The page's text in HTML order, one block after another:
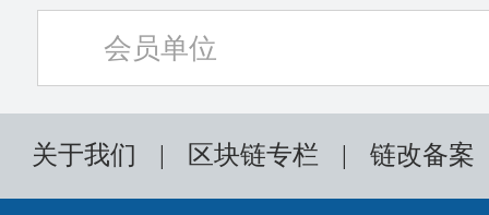
会员单位
关于我们 | 区块链专栏 | 链改备案